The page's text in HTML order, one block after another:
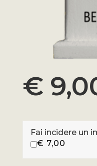
€
Fai incidere un
€ 7,00